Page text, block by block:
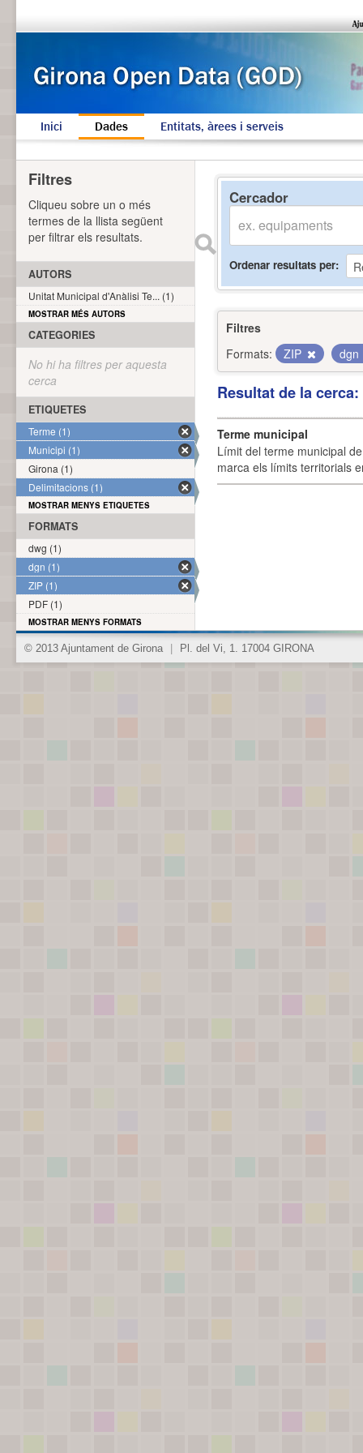
Inici Dades Entitats, àrees i serveis
Cercador
Ordenar resultats per
Filtres
Formats:
ZIP dgn
Resultat de la
Terme municipal
Límit del terme municipal
marca els límits territorials
Filtres
Cliqueu sobre un o més
termes de la llista següent
per filtrar els resultats.
AUTORS
Unitat Municipal d'Anàlisi Te... (1)
MOSTRAR MÉS AUTORS
CATEGORIES
No hi ha filtres per aquesta
cerca
ETIQUETES
Terme (1)
Municipi (1)
Girona (1)
Delimitacions (1)
MOSTRAR MENYS ETIQUETES
FORMATS
dwg (1)
dgn (1)
ZIP (1)
PDF (1)
MOSTRAR MENYS FORMATS
© 2013 Ajuntament de Girona Pl. del Vi, 1. 17004 GIRONA